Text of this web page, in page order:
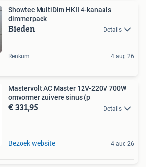
Showtec MultiDim HKII 4-kanaals
dimmerpack
Bieden Details
Renkum 4 aug 26
Mastervolt AC Master 12V-220V 700W
omvormer zuivere sinus (p
€ 331,95 Details
Bezoek website 4 aug 26